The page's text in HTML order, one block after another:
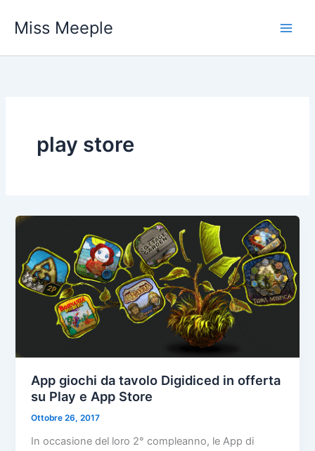
Miss Meeple
play store
App giochi da tavolo Digidiced in offerta
su Play e App Store
Ottobre 26, 2017
In occasione del loro 2° compleanno, le App di